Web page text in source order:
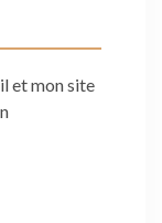
et mon site